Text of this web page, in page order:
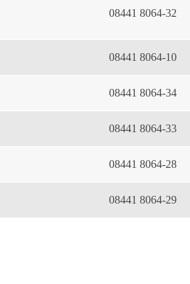
08441 8064-32
08441 8064-10
08441 8064-34
08441 8064-33
08441 8064-28
08441 8064-29